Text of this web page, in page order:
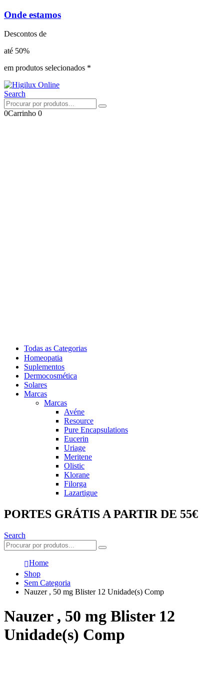
Onde estamos
Descontos de
até 50%
em produtos selecionados *
Search
0Carrinho 0
Todas as Categorias
Homeopatia
Suplementos
Dermocosmética
Solares
Marcas
Marcas
Avéne
Resource
Pure Encapsulations
Eucerin
Uriage
Meritene
Olistic
Klorane
Filorga
Lazartigue
PORTES GRÁTIS A PARTIR DE 55€
Search
Home
Shop
Sem Categoria
Nauzer , 50 mg Blister 12 Unidade(s) Comp
Nauzer , 50 mg Blister 12
Unidade(s) Comp